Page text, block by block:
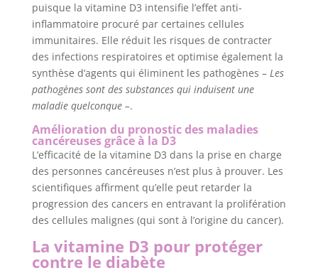
puisque la vitamine D3 intensifie l’effet anti-
inflammatoire procuré par certaines cellules
immunitaires. Elle réduit les risques de contracter
des infections respiratoires et optimise également la
synthèse d’agents qui éliminent les pathogènes – Les
pathogènes sont des substances qui induisent une
maladie quelconque –.
Amélioration du pronostic des maladies
cancéreuses grâce à la D3
L’efficacité de la vitamine D3 dans la prise en charge
des personnes cancéreuses n’est plus à prouver. Les
scientifiques affirment qu’elle peut retarder la
progression des cancers en entravant la prolifération
des cellules malignes (qui sont à l’origine du cancer).
La vitamine D3 pour protéger
contre le diabète